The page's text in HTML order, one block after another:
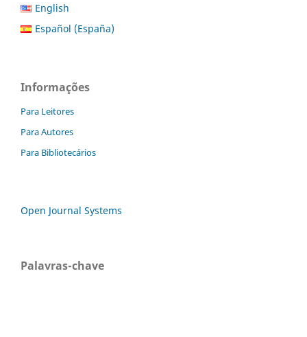
English
Español (España)
Informações
Para Leitores
Para Autores
Para Bibliotecários
Open Journal Systems
Palavras-chave